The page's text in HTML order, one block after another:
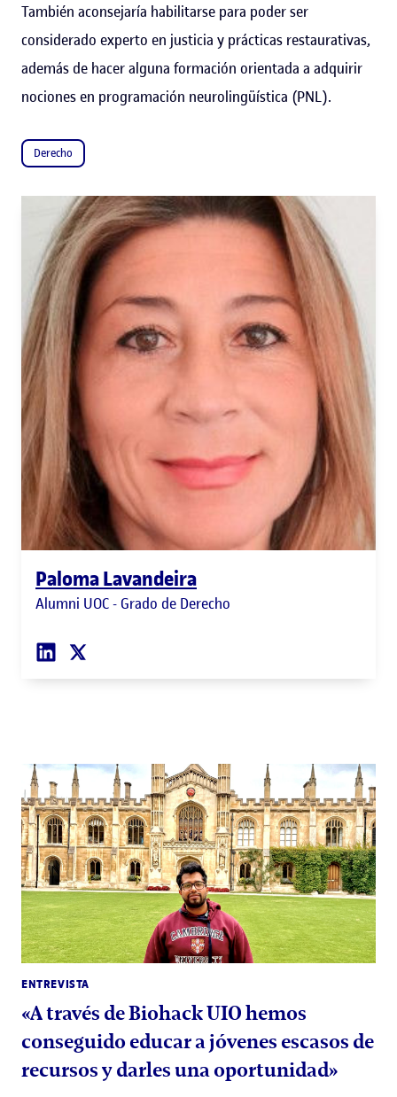
También aconsejaría habilitarse para poder ser
considerado experto en justicia y prácticas restaurativas,
además de hacer alguna formación orientada a adquirir
nociones en programación neurolingüística (PNL).
Derecho
Paloma Lavandeira
Alumni UOC - Grado de Derecho
ENTREVISTA
«A través de Biohack UIO hemos
conseguido educar a jóvenes escasos de
recursos y darles una oportunidad»